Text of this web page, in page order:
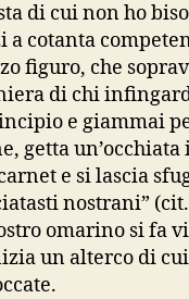
di cui non ho
cotanta
figuro, che
di chi
e giammai
getta
e si lascia
nostrani”
omarino si fa
un alterco di